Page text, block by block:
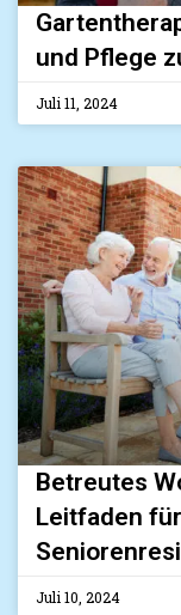
und Pflege
Juli 11, 2024
Betreutes
Leitfaden
Juli 10, 2024